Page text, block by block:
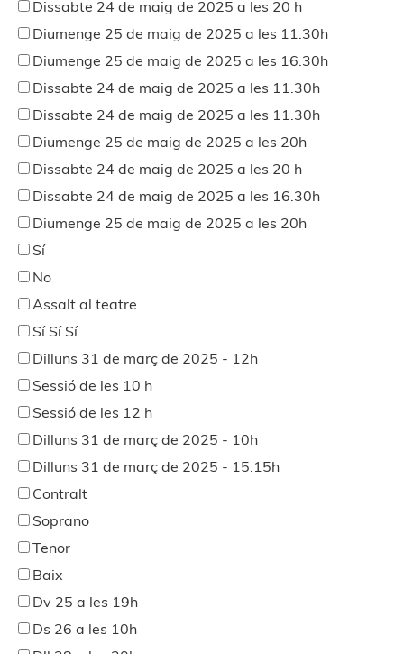
Dissabte 24 de maig de 2025 a les 20 h
Diumenge 25 de maig de 2025 a les 11.30h
Diumenge 25 de maig de 2025 a les 16.30h
Dissabte 24 de maig de 2025 a les 11.30h
Dissabte 24 de maig de 2025 a les 11.30h
Diumenge 25 de maig de 2025 a les 20h
Dissabte 24 de maig de 2025 a les 20 h
Dissabte 24 de maig de 2025 a les 16.30h
Diumenge 25 de maig de 2025 a les 20h
Sí
No
Assalt al teatre
Sí Sí Sí
Dilluns 31 de març de 2025 - 12h
Sessió de les 10 h
Sessió de les 12 h
Dilluns 31 de març de 2025 - 10h
Dilluns 31 de març de 2025 - 15.15h
Contralt
Soprano
Tenor
Baix
Dv 25 a les 19h
Ds 26 a les 10h